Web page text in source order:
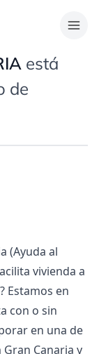
está
de
(Ayuda al
vivienda a
Estamos en
con o sin
en una de
Canaria y